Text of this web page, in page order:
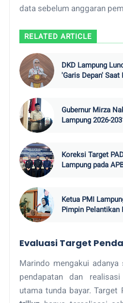
data sebelum anggaran
RELATED ARTICLE
DKD Lampung
'Garis Depan' Saat
Gubernur Mirza
Lampung 2026-
Koreksi Target
Lampung pada
Ketua PMI
Pimpin Pelantikan
Evaluasi Target
Marindo mengakui
pendapatan dan
utama tunda bayar. Target